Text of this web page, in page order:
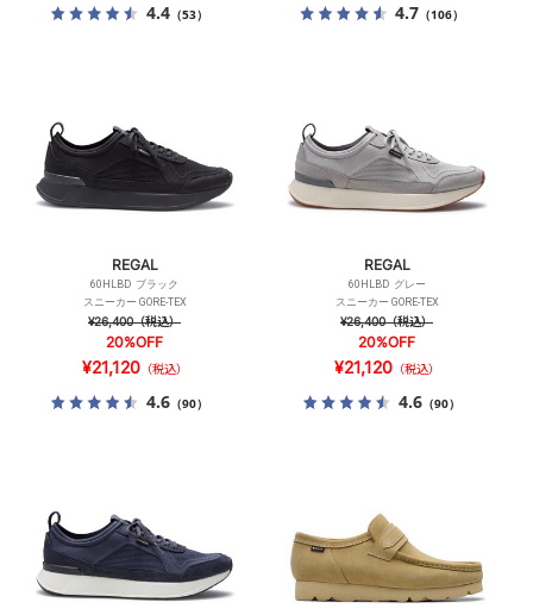
4.4（53） 4.7（106）
REGAL
60HLBD ブラック
スニーカー GORE-TEX
¥26,400（税込）
20%OFF
¥21,120（税込）
4.6（90）
REGAL
60HLBD グレー
スニーカー GORE-TEX
¥26,400（税込）
20%OFF
¥21,120（税込）
4.6（90）